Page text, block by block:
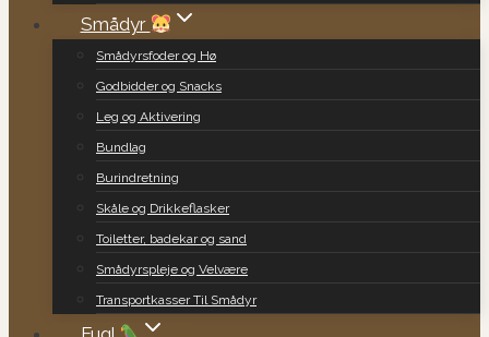
Smådyr
Smådyrsfoder og Hø
Godbidder og Snacks
Leg og Aktivering
Bundlag
Burindretning
Skåle og Drikkeflasker
Toiletter, badekar og sand
Smådyrspleje og Velvære
Transportkasser Til Smådyr